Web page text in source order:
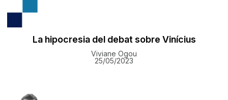
La hipocresia del debat sobre Vinícius
Viviane Ogou
25/05/2023